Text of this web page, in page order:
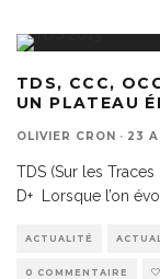
TDS, CCC,
UN PLATEAU
OLIVIER CRON · 23
TDS (Sur les
D+ Lorsque l’on
ACTUALITÉ
0 COMMENTAIRE